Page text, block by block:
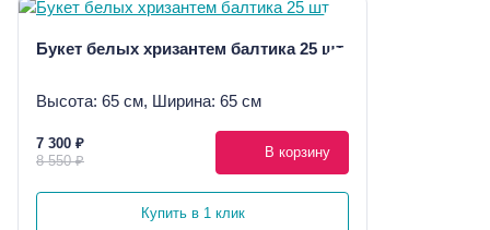
Букет белых хризантем балтика 25 шт
Высота: 65 см, Ширина: 65 см
7 300 ₽
8 550 ₽
В корзину
Купить в 1 клик